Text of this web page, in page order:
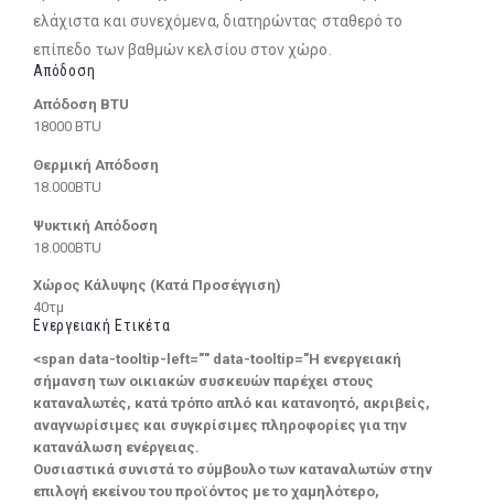
ελάχιστα και συνεχόμενα, διατηρώντας σταθερό το
επίπεδο των βαθμών κελσίου στον χώρο.
Απόδοση
Απόδοση BTU
18000 BTU
Θερμική Απόδοση
18.000BTU
Ψυκτική Απόδοση
18.000BTU
Χώρος Κάλυψης (Κατά Προσέγγιση)
40τμ
Ενεργειακή Ετικέτα
<span data-tooltip-left="" data-tooltip="Η ενεργειακή
σήμανση των οικιακών συσκευών παρέχει στους
καταναλωτές, κατά τρόπο απλό και κατανοητό, ακριβείς,
αναγνωρίσιμες και συγκρίσιμες πληροφορίες για την
κατανάλωση ενέργειας.
Ουσιαστικά συνιστά το σύμβουλο των καταναλωτών στην
επιλογή εκείνου του προϊόντος με το χαμηλότερο,